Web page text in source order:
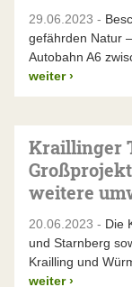
29.06.2023 -
gefährden Natur
Autobahn A6
weiter ›
Kraillinger
weitere
20.06.2023 - Die
und Starnberg
Krailling und
weiter ›